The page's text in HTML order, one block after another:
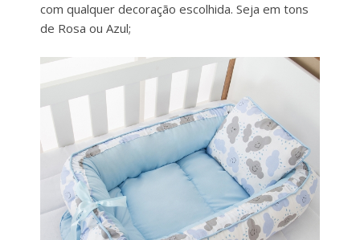
com qualquer decoração escolhida. Seja em tons
de Rosa ou Azul;